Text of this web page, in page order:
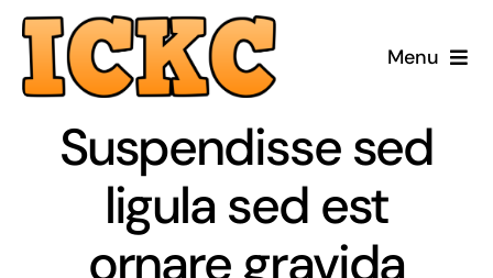
Passer
contenu
Menu
Acheter Reconditionné
Suspendisse sed
ligula sed est
ornare gravida